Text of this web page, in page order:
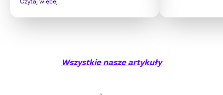
Czytaj więcej
Wszystkie nasze artykuły